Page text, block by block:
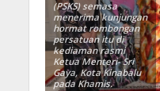
(PSKS) semasa
menerima kunjungan
hormat rombongan
persatuan itu di
kediaman rasmi
Ketua Menteri- Sri
Gaya, Kota Kinabalu
pada Khamis.